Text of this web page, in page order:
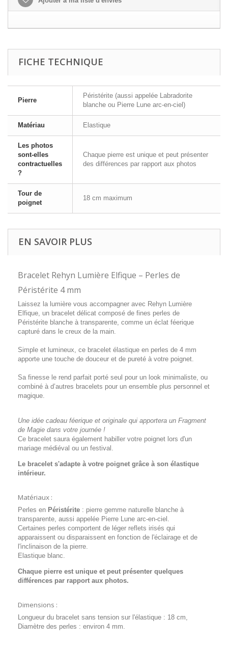
FICHE TECHNIQUE
Pierre
Péristérite (aussi appelée Labradorite
blanche ou Pierre Lune arc-en-ciel)
Matériau Elastique
Les photos
sont-elles
contractuelles
?
Chaque pierre est unique et peut présenter
des différences par rapport aux photos
Tour de
poignet
18 cm maximum
EN SAVOIR PLUS
Bracelet Rehyn Lumière Elfique – Perles de
Péristérite 4 mm
Laissez la lumière vous accompagner avec Rehyn Lumière
Elfique, un bracelet délicat composé de fines perles de
Péristérite blanche à transparente, comme un éclat féerique
capturé dans le creux de la main.
Simple et lumineux, ce bracelet élastique en perles de 4 mm
apporte une touche de douceur et de pureté à votre poignet.
Sa finesse le rend parfait porté seul pour un look minimaliste, ou
combiné à d’autres bracelets pour un ensemble plus personnel et
magique.
Une idée cadeau féerique et originale qui apportera un Fragment
de Magie dans votre journée !
Ce bracelet saura également habiller votre poignet lors d'un
mariage médiéval ou un festival.
Le bracelet s'adapte à votre poignet grâce à son élastique
intérieur.
Matériaux :
Perles en Péristérite : pierre gemme naturelle blanche à
transparente, aussi appelée Pierre Lune arc-en-ciel.
Certaines perles comportent de léger reflets irisés qui
apparaissent ou disparaissent en fonction de l'éclairage et de
l'inclinaison de la pierre.
Elastique blanc.
Chaque pierre est unique et peut présenter quelques
différences par rapport aux photos.
Dimensions :
Longueur du bracelet sans tension sur l'élastique : 18 cm,
Diamètre des perles : environ 4 mm.